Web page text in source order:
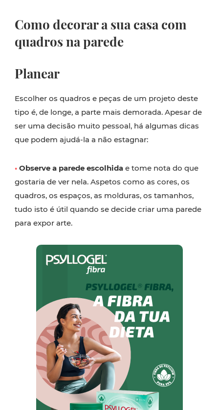
Como decorar a sua casa com
quadros na parede
Planear
Escolher os quadros e peças de um projeto deste
tipo é, de longe, a parte mais demorada. Apesar de
ser uma decisão muito pessoal, há algumas dicas
que podem ajudá-la a não estagnar:
• Observe a parede escolhida e tome nota do que
gostaria de ver nela. Aspetos como as cores, os
quadros, os espaços, as molduras, os tamanhos,
tudo isto é útil quando se decide criar uma parede
para expor arte.